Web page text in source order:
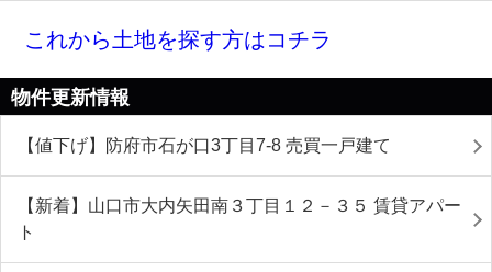
これから土地を探す方はコチラ
物件更新情報
【値下げ】防府市石が口3丁目7-8 売買一戸建て
【新着】山口市大内矢田南３丁目１２－３５ 賃貸アパー
ト